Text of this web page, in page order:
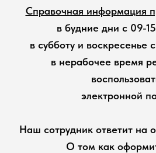
Справочная информация
в будние дни с 09-
в субботу и воскресенье
в нерабочее время
электронной
Наш сотрудник ответит на
О том как